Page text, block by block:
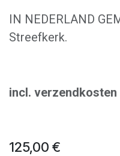
IN NEDERLAND
Streefkerk.
incl. verzendkosten
125,00 €